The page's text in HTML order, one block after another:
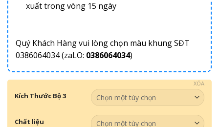
xuất trong vòng 15 ngày
Quý Khách Hàng vui lòng chọn màu khung SĐT
0386064034 (zaLO: 0386064034)
Kích Thước Bộ 3
Chất liệu
XÓA